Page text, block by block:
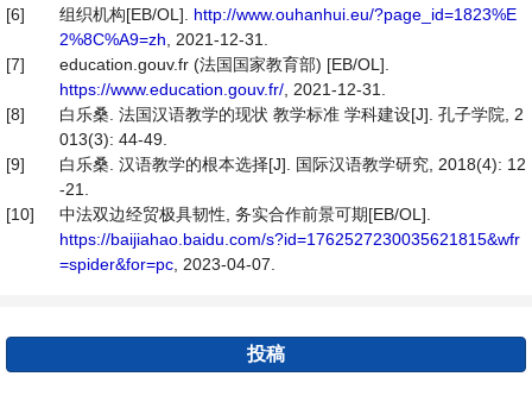
[6]
组织机构[EB/OL]. http://www.ouhanhui.eu/?page_id=1823%E
2%8C%A9=zh , 2021-12-31.
[7]
education.gouv.fr (法国国家教育部) [EB/OL].
https://www.education.gouv.fr/ , 2021-12-31.
[8]
白乐桑. 法国汉语教学的现状 教学标准 学科建设[J]. 孔子学院, 2
013(3): 44-49.
[9]
白乐桑. 汉语教学的根本选择[J]. 国际汉语教学研究, 2018(4): 12
-21.
[10]
中法双边经贸极具韧性, 务实合作前景可期[EB/OL].
https://baijiahao.baidu.com/s?id=1762527230035621815&wfr
=spider&for=pc , 2023-04-07.
投稿